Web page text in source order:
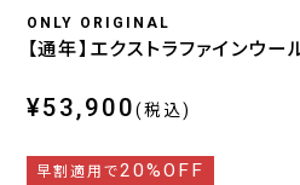
ONLY ORIGINAL
【通年】エクストラファインウ
¥53,900(税込)
早割適用で20%OFF